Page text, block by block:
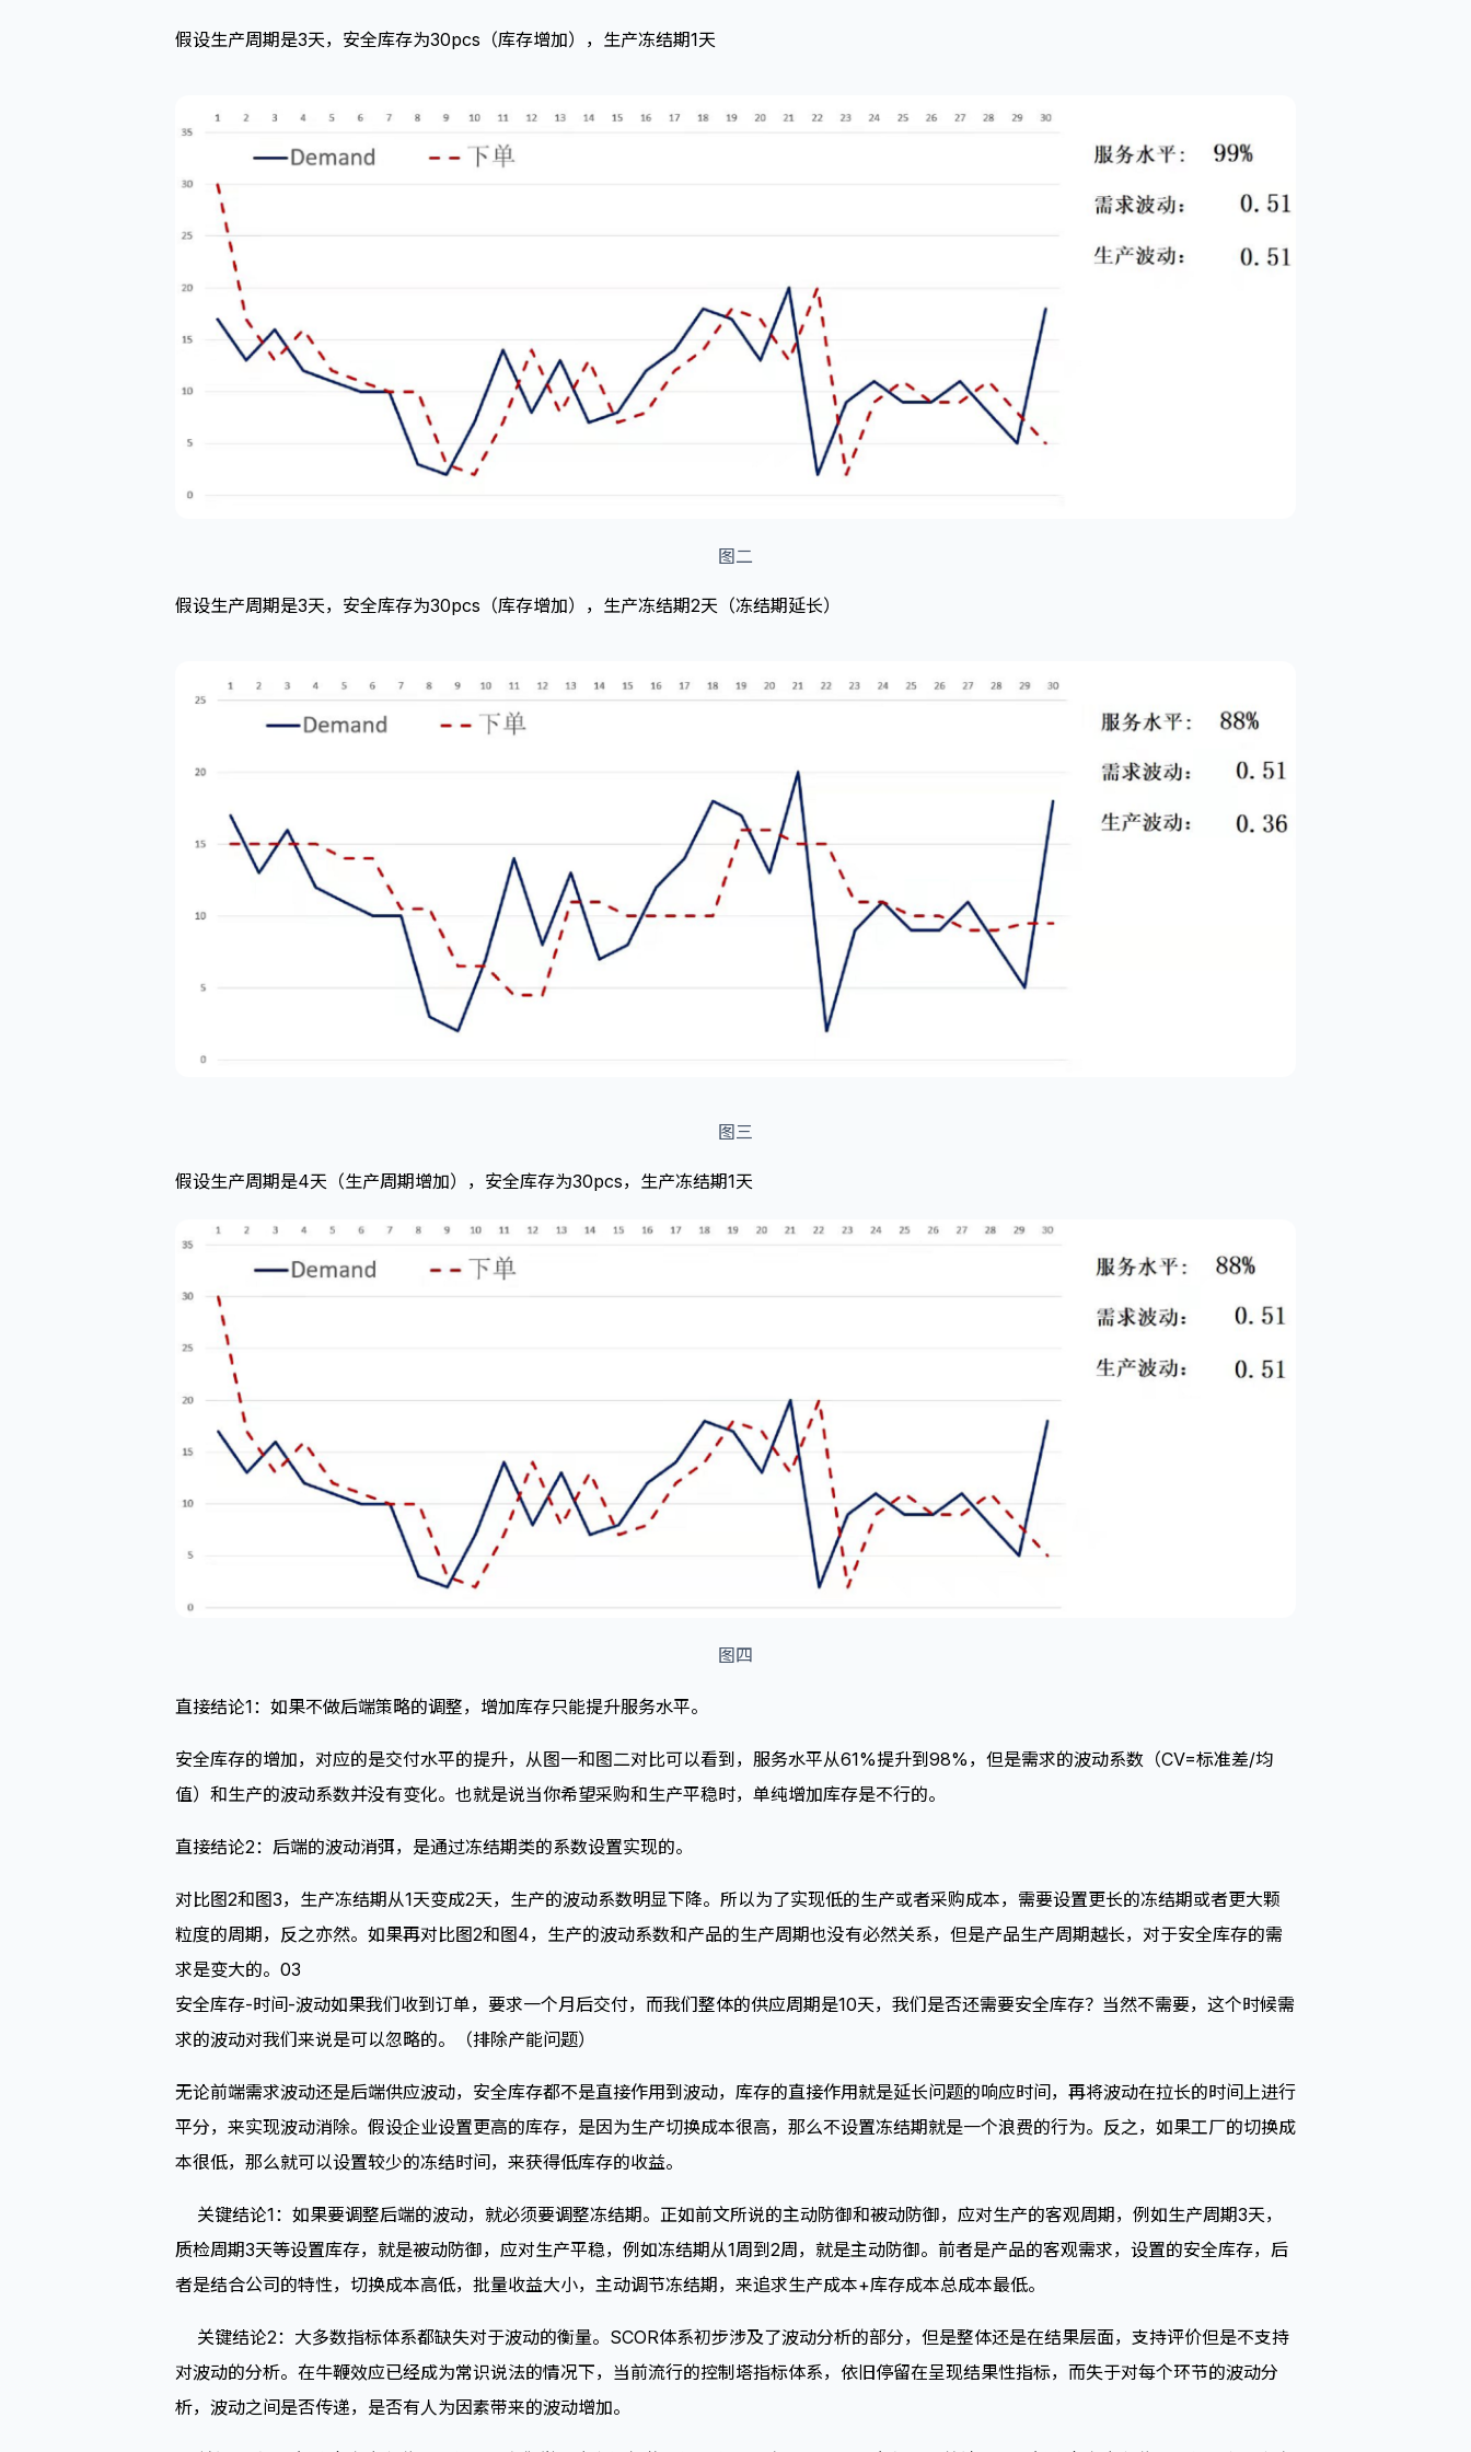
假设生产周期是3天，安全库存为30pcs（库存增加），生产冻结期1天
图二
假设生产周期是3天，安全库存为30pcs（库存增加），生产冻结期2天（冻结期延长）
图三
假设生产周期是4天（生产周期增加），安全库存为30pcs，生产冻结期1天
图四
直接结论1：如果不做后端策略的调整，增加库存只能提升服务水平。
安全库存的增加，对应的是交付水平的提升，从图一和图二对比可以看到，服务水平从61%提升到98%，但是需求的波动系数（CV=标准差/均
值）和生产的波动系数并没有变化。也就是说当你希望采购和生产平稳时，单纯增加库存是不行的。
直接结论2：后端的波动消弭，是通过冻结期类的系数设置实现的。
对比图2和图3，生产冻结期从1天变成2天，生产的波动系数明显下降。所以为了实现低的生产或者采购成本，需要设置更长的冻结期或者更大颗
粒度的周期，反之亦然。如果再对比图2和图4，生产的波动系数和产品的生产周期也没有必然关系，但是产品生产周期越长，对于安全库存的需
求是变大的。03
安全库存-时间-波动如果我们收到订单，要求一个月后交付，而我们整体的供应周期是10天，我们是否还需要安全库存？当然不需要，这个时候需
求的波动对我们来说是可以忽略的。（排除产能问题）
无论前端需求波动还是后端供应波动，安全库存都不是直接作用到波动，库存的直接作用就是延长问题的响应时间，再将波动在拉长的时间上进行
平分，来实现波动消除。假设企业设置更高的库存，是因为生产切换成本很高，那么不设置冻结期就是一个浪费的行为。反之，如果工厂的切换成
本很低，那么就可以设置较少的冻结时间，来获得低库存的收益。
关键结论1：如果要调整后端的波动，就必须要调整冻结期。正如前文所说的主动防御和被动防御，应对生产的客观周期，例如生产周期3天，
质检周期3天等设置库存，就是被动防御，应对生产平稳，例如冻结期从1周到2周，就是主动防御。前者是产品的客观需求，设置的安全库存，后
者是结合公司的特性，切换成本高低，批量收益大小，主动调节冻结期，来追求生产成本+库存成本总成本最低。
关键结论2：大多数指标体系都缺失对于波动的衡量。SCOR体系初步涉及了波动分析的部分，但是整体还是在结果层面，支持评价但是不支持
对波动的分析。在牛鞭效应已经成为常识说法的情况下，当前流行的控制塔指标体系，依旧停留在呈现结果性指标，而失于对每个环节的波动分
析，波动之间是否传递，是否有人为因素带来的波动增加。